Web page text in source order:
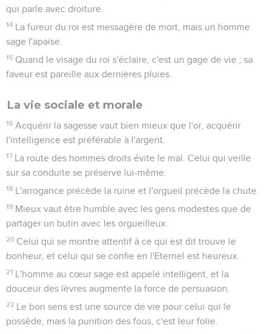
qui parle avec droiture.
14 La fureur du roi est messagère de mort, mais un homme
sage l'apaise.
15 Quand le visage du roi s'éclaire, c'est un gage de vie ; sa
faveur est pareille aux dernières pluies.
La vie sociale et morale
16 Acquérir la sagesse vaut bien mieux que l'or, acquérir
l'intelligence est préférable à l'argent.
17 La route des hommes droits évite le mal. Celui qui veille
sur sa conduite se préserve lui-même.
18 L'arrogance précède la ruine et l'orgueil précède la chute.
19 Mieux vaut être humble avec les gens modestes que de
partager un butin avec les orgueilleux.
20 Celui qui se montre attentif à ce qui est dit trouve le
bonheur, et celui qui se confie en l'Eternel est heureux.
21 L'homme au cœur sage est appelé intelligent, et la
douceur des lèvres augmente la force de persuasion.
22 Le bon sens est une source de vie pour celui qui le
possède, mais la punition des fous, c'est leur folie.